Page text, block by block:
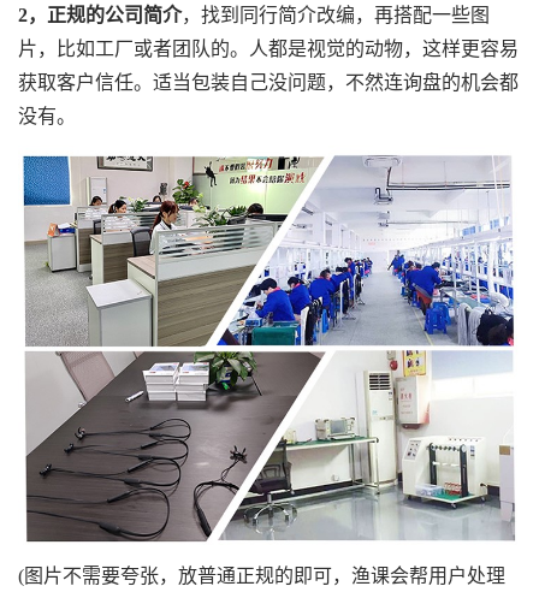
2，正规的公司简介，找到同行简介改编，再搭配一些图
片，比如工厂或者团队的。人都是视觉的动物，这样更容易
获取客户信任。适当包装自己没问题，不然连询盘的机会都
没有。
(图片不需要夸张，放普通正规的即可，渔课会帮用户处理